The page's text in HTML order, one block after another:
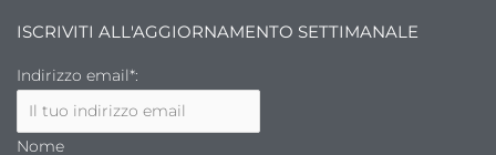
ISCRIVITI ALL'AGGIORNAMENTO SETTIMANALE
Indirizzo email*:
Nome